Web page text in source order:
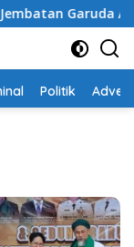
Aryadifa
Politik